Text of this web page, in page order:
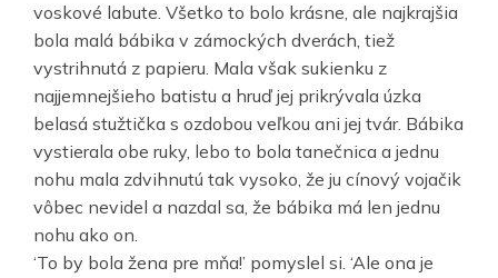
voskové labute. Všetko to bolo krásne, ale najkrajšia
bola malá bábika v zámockých dverách, tiež
vystrihnutá z papieru. Mala však sukienku z
najjemnejšieho batistu a hruď jej prikrývala úzka
belasá stužtička s ozdobou veľkou ani jej tvár. Bábika
vystierala obe ruky, lebo to bola tanečnica a jednu
nohu mala zdvihnutú tak vysoko, že ju cínový vojačik
vôbec nevidel a nazdal sa, že bábika má len jednu
nohu ako on.
‘To by bola žena pre mňa!’ pomyslel si. ‘Ale ona je